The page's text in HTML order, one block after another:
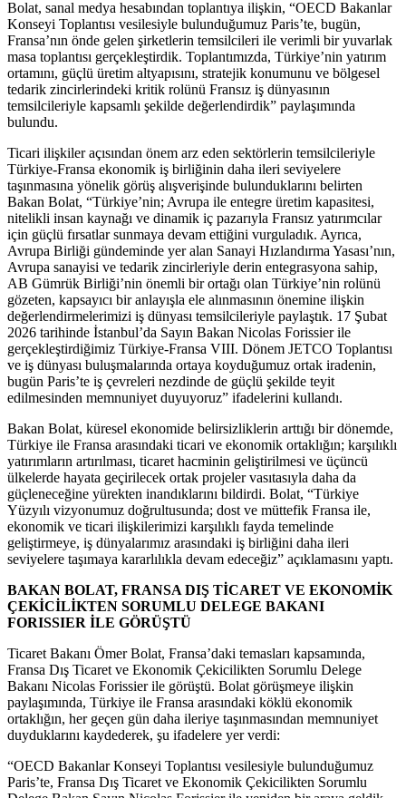
Bolat, sanal medya hesabından toplantıya ilişkin, “OECD Bakanlar
Konseyi Toplantısı vesilesiyle bulunduğumuz Paris’te, bugün,
Fransa’nın önde gelen şirketlerin temsilcileri ile verimli bir yuvarlak
masa toplantısı gerçekleştirdik. Toplantımızda, Türkiye’nin yatırım
ortamını, güçlü üretim altyapısını, stratejik konumunu ve bölgesel
tedarik zincirlerindeki kritik rolünü Fransız iş dünyasının
temsilcileriyle kapsamlı şekilde değerlendirdik” paylaşımında
bulundu.
Ticari ilişkiler açısından önem arz eden sektörlerin temsilcileriyle
Türkiye-Fransa ekonomik iş birliğinin daha ileri seviyelere
taşınmasına yönelik görüş alışverişinde bulunduklarını belirten
Bakan Bolat, “Türkiye’nin; Avrupa ile entegre üretim kapasitesi,
nitelikli insan kaynağı ve dinamik iç pazarıyla Fransız yatırımcılar
için güçlü fırsatlar sunmaya devam ettiğini vurguladık. Ayrıca,
Avrupa Birliği gündeminde yer alan Sanayi Hızlandırma Yasası’nın,
Avrupa sanayisi ve tedarik zincirleriyle derin entegrasyona sahip,
AB Gümrük Birliği’nin önemli bir ortağı olan Türkiye’nin rolünü
gözeten, kapsayıcı bir anlayışla ele alınmasının önemine ilişkin
değerlendirmelerimizi iş dünyası temsilcileriyle paylaştık. 17 Şubat
2026 tarihinde İstanbul’da Sayın Bakan Nicolas Forissier ile
gerçekleştirdiğimiz Türkiye-Fransa VIII. Dönem JETCO Toplantısı
ve iş dünyası buluşmalarında ortaya koyduğumuz ortak iradenin,
bugün Paris’te iş çevreleri nezdinde de güçlü şekilde teyit
edilmesinden memnuniyet duyuyoruz” ifadelerini kullandı.
Bakan Bolat, küresel ekonomide belirsizliklerin arttığı bir dönemde,
Türkiye ile Fransa arasındaki ticari ve ekonomik ortaklığın; karşılıklı
yatırımların artırılması, ticaret hacminin geliştirilmesi ve üçüncü
ülkelerde hayata geçirilecek ortak projeler vasıtasıyla daha da
güçleneceğine yürekten inandıklarını bildirdi. Bolat, “Türkiye
Yüzyılı vizyonumuz doğrultusunda; dost ve müttefik Fransa ile,
ekonomik ve ticari ilişkilerimizi karşılıklı fayda temelinde
geliştirmeye, iş dünyalarımız arasındaki iş birliğini daha ileri
seviyelere taşımaya kararlılıkla devam edeceğiz” açıklamasını yaptı.
BAKAN BOLAT, FRANSA DIŞ TİCARET VE EKONOMİK
ÇEKİCİLİKTEN SORUMLU DELEGE BAKANI
FORISSIER İLE GÖRÜŞTÜ
Ticaret Bakanı Ömer Bolat, Fransa’daki temasları kapsamında,
Fransa Dış Ticaret ve Ekonomik Çekicilikten Sorumlu Delege
Bakanı Nicolas Forissier ile görüştü. Bolat görüşmeye ilişkin
paylaşımında, Türkiye ile Fransa arasındaki köklü ekonomik
ortaklığın, her geçen gün daha ileriye taşınmasından memnuniyet
duyduklarını kaydederek, şu ifadelere yer verdi:
“OECD Bakanlar Konseyi Toplantısı vesilesiyle bulunduğumuz
Paris’te, Fransa Dış Ticaret ve Ekonomik Çekicilikten Sorumlu